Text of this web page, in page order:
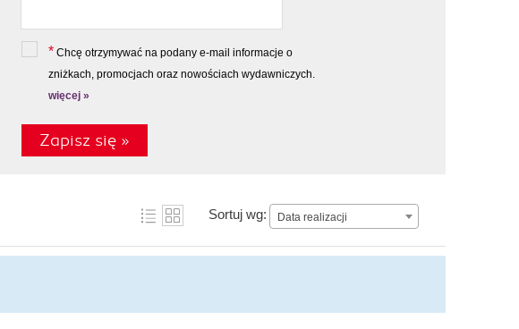
*
zniżkach, promocjach oraz nowościach wydawniczych.
więcej »
Zapisz się »
Sortuj wg: Data realizacji